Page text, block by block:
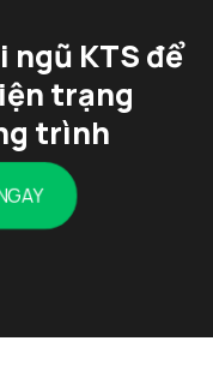
ngũ KTS để
trạng
trình